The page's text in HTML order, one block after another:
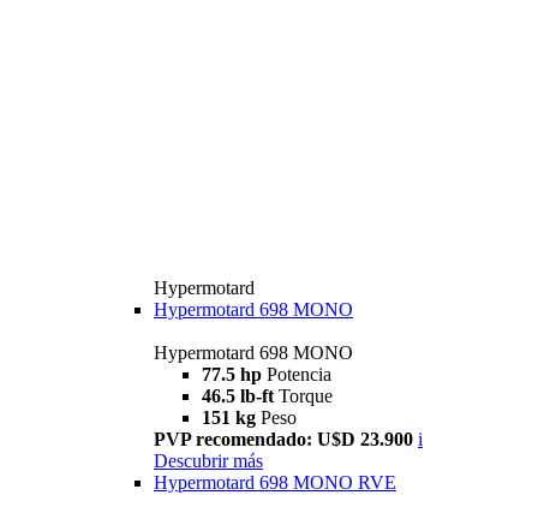
Hypermotard
Hypermotard 698 MONO
Hypermotard 698 MONO
77.5 hp Potencia
46.5 lb-ft Torque
151 kg Peso
PVP recomendado: U$D 23.900 i
Descubrir más
Hypermotard 698 MONO RVE